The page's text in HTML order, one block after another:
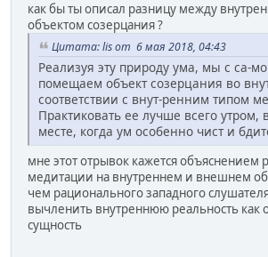
как бы ты описал разницу между
объектом созерцания ?
Цитата: lis от 6 мая 2018, 04:43
Реализуя эту природу ума, мы с са-
помещаем объект созерцания во
соответствии с внут-ренним типом
Практиковать ее лучше всего утром,
месте, когда ум особенно чист и
мне этот отрывок кажется объяснением
медитации на внутреннем и внешнем
чем рационального западного
вычленить внутреннюю реальность как
сущность